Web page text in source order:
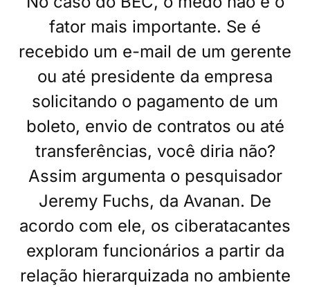
fator mais importante. Se é
recebido um e-mail de um gerente
ou até presidente da empresa
solicitando o pagamento de um
boleto, envio de contratos ou até
transferências, você diria não?
Assim argumenta o pesquisador
Jeremy Fuchs, da Avanan. De
acordo com ele, os ciberatacantes
exploram funcionários a partir da
relação hierarquizada no ambiente